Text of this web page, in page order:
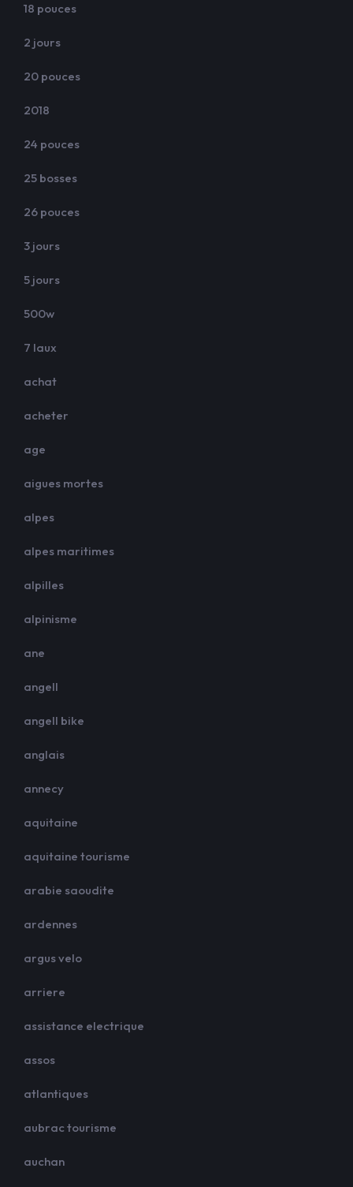
18 pouces
2 jours
20 pouces
2018
24 pouces
25 bosses
26 pouces
3 jours
5 jours
500w
7 laux
achat
acheter
age
aigues mortes
alpes
alpes maritimes
alpilles
alpinisme
ane
angell
angell bike
anglais
annecy
aquitaine
aquitaine tourisme
arabie saoudite
ardennes
argus velo
arriere
assistance electrique
assos
atlantiques
aubrac tourisme
auchan